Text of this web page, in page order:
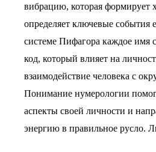
вибрацию, которая формирует
определяет ключевые события
системе Пифагора каждое имя
код, который влияет на
взаимодействие человека с
Понимание нумерологии
аспекты своей личности и
энергию в правильное русло.